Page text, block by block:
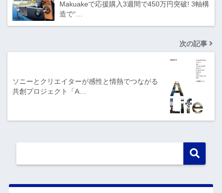
Makuakeで応援購入3週間で450万円突破! 3軸構
造で“…
次の記事
ソニーとクリエイターが感性と情熱でつながる
共創プロジェクト「A…